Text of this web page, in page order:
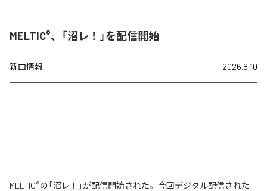
MELTIC°、「沼レ！」を配信開始
新曲情報 2026.8.10
MELTIC°の「沼レ！」が配信開始された。今回デジタル配信された